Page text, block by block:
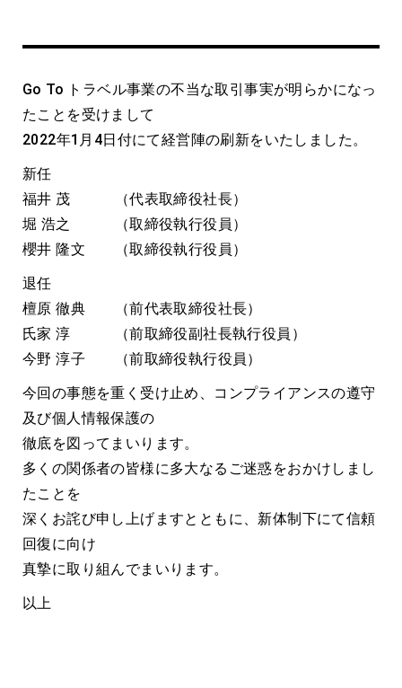
新経営陣のお知らせ
Go To トラベル事業の不当な取引事実が明らかになっ
たことを受けまして
2022年1月4日付にて経営陣の刷新をいたしました。
新任
福井 茂 （代表取締役社長）
堀 浩之 （取締役執行役員）
櫻井 隆文 （取締役執行役員）
退任
檀原 徹典 （前代表取締役社長）
氏家 淳 （前取締役副社長執行役員）
今野 淳子 （前取締役執行役員）
今回の事態を重く受け止め、コンプライアンスの遵守
及び個人情報保護の
徹底を図ってまいります。
多くの関係者の皆様に多大なるご迷惑をおかけしまし
たことを
深くお詫び申し上げますとともに、新体制下にて信頼
回復に向け
真摯に取り組んでまいります。
以上